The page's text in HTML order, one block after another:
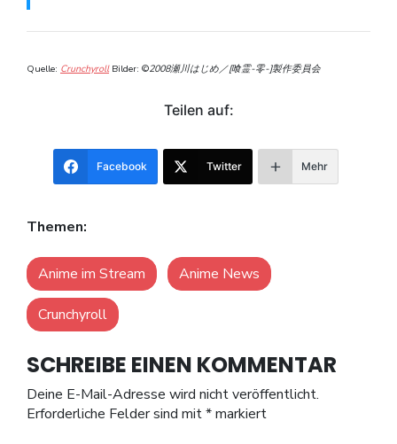
Quelle: CrunchyrollBilder: ©2008瀬川はじめ／[喰霊-零-]製作委員会
Teilen auf:
Facebook Twitter Mehr
Themen:
Anime im Stream Anime News
Crunchyroll
SCHREIBE EINEN KOMMENTAR
Deine E-Mail-Adresse wird nicht veröffentlicht.
Erforderliche Felder sind mit*markiert